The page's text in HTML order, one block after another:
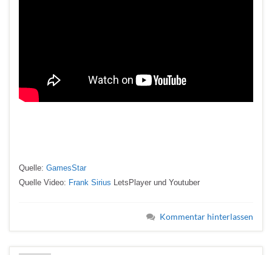
Quelle: GamesStar
Quelle Video: Frank Sirius LetsPlayer und Youtuber
Kommentar hinterlassen